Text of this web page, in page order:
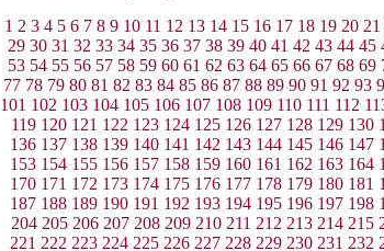
1 2 3 4 5 6 7 8 9 10 11 12 13 14 15 16 17 18 19 20 21
29 30 31 32 33 34 35 36 37 38 39 40 41 42 43 44 45
53 54 55 56 57 58 59 60 61 62 63 64 65 66 67 68 69
77 78 79 80 81 82 83 84 85 86 87 88 89 90 91 92 93
101 102 103 104 105 106 107 108 109 110 111 112
119 120 121 122 123 124 125 126 127 128 129 130
136 137 138 139 140 141 142 143 144 145 146 147
153 154 155 156 157 158 159 160 161 162 163 164
170 171 172 173 174 175 176 177 178 179 180 181
187 188 189 190 191 192 193 194 195 196 197 198
204 205 206 207 208 209 210 211 212 213 214 215
221 222 223 224 225 226 227 228 229 230 231 232